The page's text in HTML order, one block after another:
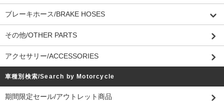
ブレーキホース/BRAKE HOSES
その他/OTHER PARTS
アクセサリー/ACCESSORIES
車種別検索/Search by Motorcycle
期間限定セール/アウトレット商品